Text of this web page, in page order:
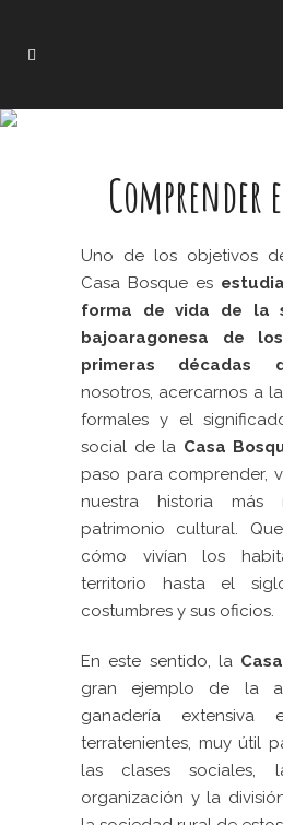
Comprender
Uno de los objetivos
Casa Bosque es
forma de vida de la
bajoaragonesa de
primeras décadas
nosotros, acercarnos a
formales y el
social de la Casa
paso para comprender,
nuestra historia
patrimonio cultural.
cómo vivían los
territorio hasta el
costumbres y sus oficios.
En este sentido, la
gran ejemplo de la
ganadería extensiva
terratenientes, muy útil
las clases sociales,
organización y la